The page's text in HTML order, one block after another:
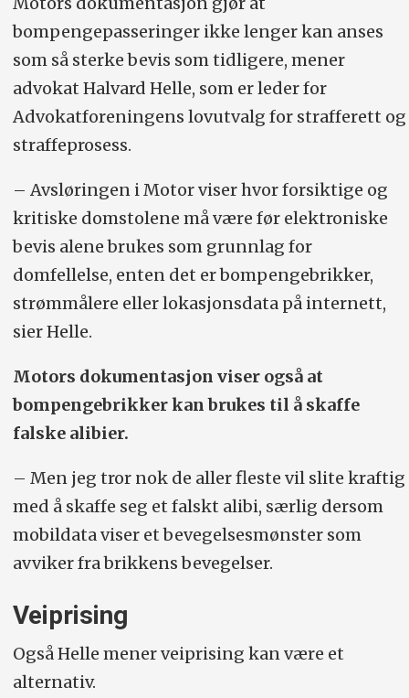
bompengepasseringer ikke lenger kan anses
som så sterke bevis som tidligere, mener
advokat Halvard Helle, som er leder for
Advokatforeningens lovutvalg for strafferett og
straffeprosess.
– Avsløringen i Motor viser hvor forsiktige og
kritiske domstolene må være før elektroniske
bevis alene brukes som grunnlag for
domfellelse, enten det er bompengebrikker,
strømmålere eller lokasjonsdata på internett,
sier Helle.
Motors dokumentasjon viser også at
bompengebrikker kan brukes til å skaffe
falske alibier.
– Men jeg tror nok de aller fleste vil slite kraftig
med å skaffe seg et falskt alibi, særlig dersom
mobildata viser et bevegelsesmønster som
avviker fra brikkens bevegelser.
Veiprising
Også Helle mener veiprising kan være et
alternativ.